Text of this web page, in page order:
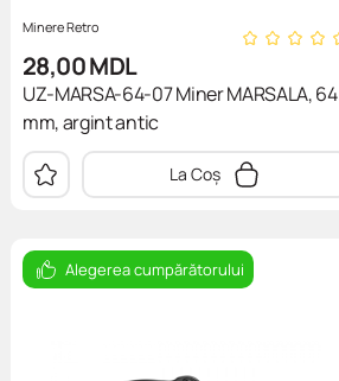
Minere Retro
28,00MDL
UZ-MARSA-64-07 Miner MARSALA, 64
mm, argint antic
La Coș
Alegerea cumpărătorului